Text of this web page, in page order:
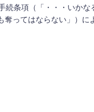
続条項（「・・・いかな
ってはならない」）に